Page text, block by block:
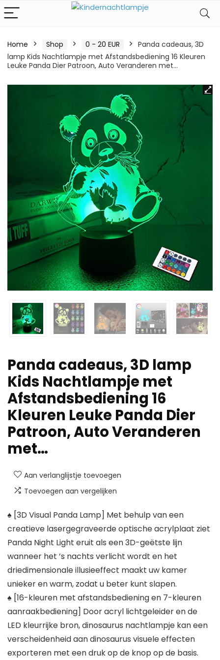
Home Shop 0 - 20 EUR
Panda cadeaus, 3D
lamp Kids Nachtlampje met Afstandsbediening 16 Kleuren
Leuke Panda Dier Patroon, Auto Veranderen met…
Panda cadeaus, 3D lamp
Kids Nachtlampje met
Afstandsbediening 16
Kleuren Leuke Panda Dier
Patroon, Auto Veranderen
met…
Aan verlanglijstje toevoegen
Toevoegen aan vergelijken
♠ [3D Visual Panda Lamp] Met behulp van een
creatieve lasergegraveerde optische acrylplaat ziet
Panda Night Light eruit als een 3D-geëtste lijn
wanneer het ’s nachts verlicht wordt en het
driedimensionale illusieeffect maakt uw kamer
unieker en warm, zodat u beter kunt slapen.
♠ [16-kleuren met afstandsbediening en 7-kleuren
aanraakbediening] Door acryl lichtgeleider en de
LED kleurrijke bron, dinosaurus nachtlampje kan een
verscheidenheid aan dinosaurus visuele effecten
exporteren met een druk op de knop op de basis.